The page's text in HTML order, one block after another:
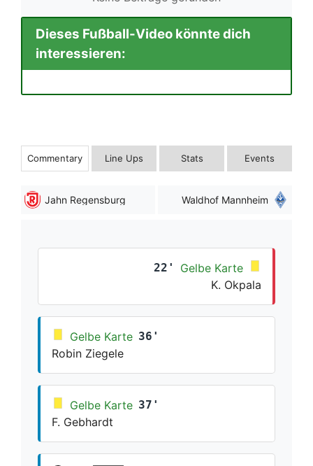
Dieses Fußball-Video könnte dich
interessieren:
Commentary Line Ups Stats Events
Jahn Regensburg Waldhof Mannheim
22'
Gelbe Karte
K. Okpala
Gelbe Karte 36'
Robin Ziegele
Gelbe Karte 37'
F. Gebhardt